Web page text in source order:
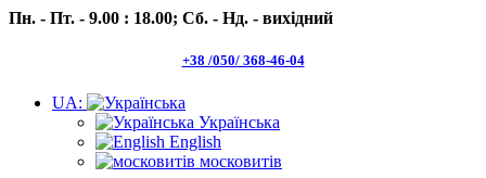
Пн. - Пт. - 9.00 : 18.00; Сб. - Нд. - вихідний
+38 /050/ 368-46-04
UA:
Українська
English
московитів